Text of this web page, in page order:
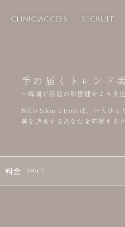
CLINIC/ACCESS RECRUIT
手の届くトレンド
～韓国で話題の肌管理をより身
NEO Skin Clinicは、一人ひと
美を追求するあなたを応援する
料金 PRICE